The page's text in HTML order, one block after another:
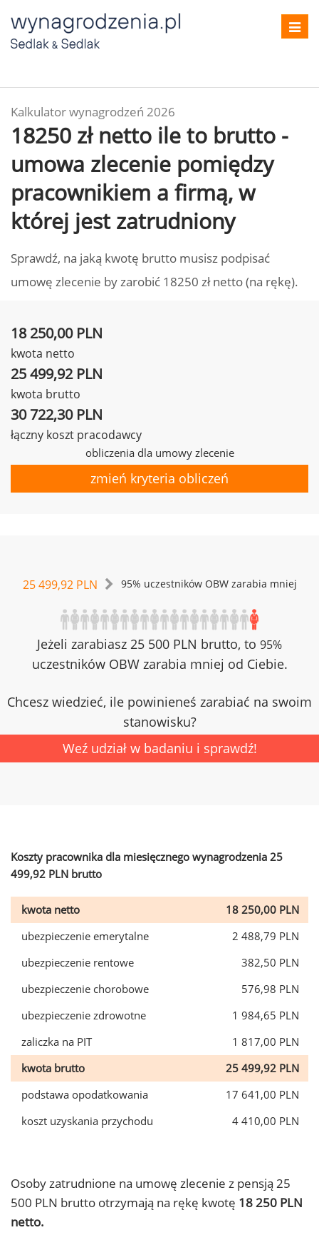
Kalkulator wynagrodzeń 2026
18250 zł netto ile to brutto -
umowa zlecenie pomiędzy
pracownikiem a firmą, w
której jest zatrudniony
Sprawdź, na jaką kwotę brutto musisz podpisać
umowę zlecenie by zarobić 18250 zł netto (na rękę).
18 250,00 PLN
kwota netto
25 499,92 PLN
kwota brutto
30 722,30 PLN
łączny koszt pracodawcy
obliczenia dla umowy zlecenie
zmień kryteria obliczeń
25 499,92 PLN 95% uczestników OBW zarabia mniej
Jeżeli zarabiasz 25 500 PLN brutto, to 95%
uczestników OBW zarabia mniej od Ciebie.
Chcesz wiedzieć, ile powinieneś zarabiać na swoim
stanowisku?
Weź udział w badaniu i sprawdź!
Koszty pracownika dla miesięcznego wynagrodzenia 25
499,92 PLN brutto
kwota netto
18 250,00 PLN
ubezpieczenie emerytalne
2 488,79 PLN
ubezpieczenie rentowe
382,50 PLN
ubezpieczenie chorobowe
576,98 PLN
ubezpieczenie zdrowotne
1 984,65 PLN
zaliczka na PIT
1 817,00 PLN
kwota brutto
25 499,92 PLN
podstawa opodatkowania
17 641,00 PLN
koszt uzyskania przychodu
4 410,00 PLN
Osoby zatrudnione na umowę zlecenie z pensją 25
500 PLN brutto otrzymają na rękę kwotę 18 250 PLN
netto.